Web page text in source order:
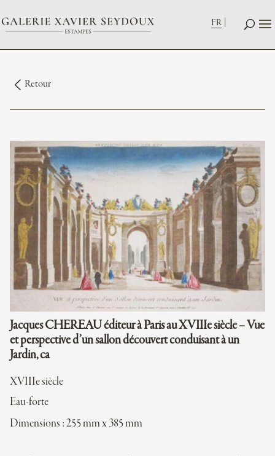
FR
Retour
Jacques CHEREAU éditeur à Paris au XVIIIe siècle – Vue
et perspective d’un sallon découvert conduisant à un
Jardin, ca
XVIIIe siècle
Eau-forte
Dimensions : 255 mm x 385 mm